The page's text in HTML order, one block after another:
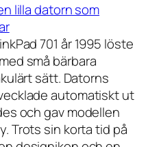
lilla datorn som
701 år 1995 löste
små bärbara
sätt. Datorns
automatiskt ut
och gav modellen
Trots sin korta tid på